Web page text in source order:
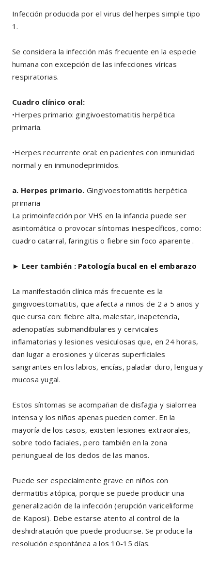
Infección producida por el virus del herpes simple tipo
1.
Se considera la infección más frecuente en la especie
humana con excepción de las infecciones víricas
respiratorias.
Cuadro clínico oral:
•Herpes primario: gingivoestomatitis herpética
primaria.
•Herpes recurrente oral: en pacientes con inmunidad
normal y en inmunodeprimidos.
a. Herpes primario. Gingivoestomatitis herpética
primaria
La primoinfección por VHS en la infancia puede ser
asintomática o provocar síntomas inespecíficos, como:
cuadro catarral, faringitis o fiebre sin foco aparente .
► Leer también : Patología bucal en el embarazo
La manifestación clínica más frecuente es la
gingivoestomatitis, que afecta a niños de 2 a 5 años y
que cursa con: fiebre alta, malestar, inapetencia,
adenopatías submandibulares y cervicales
inflamatorias y lesiones vesiculosas que, en 24 horas,
dan lugar a erosiones y úlceras superficiales
sangrantes en los labios, encías, paladar duro, lengua y
mucosa yugal.
Estos síntomas se acompañan de disfagia y sialorrea
intensa y los niños apenas pueden comer. En la
mayoría de los casos, existen lesiones extraorales,
sobre todo faciales, pero también en la zona
periungueal de los dedos de las manos.
Puede ser especialmente grave en niños con
dermatitis atópica, porque se puede producir una
generalización de la infección (erupción variceliforme
de Kaposi). Debe estarse atento al control de la
deshidratación que puede producirse. Se produce la
resolución espontánea a los 10-15 días.